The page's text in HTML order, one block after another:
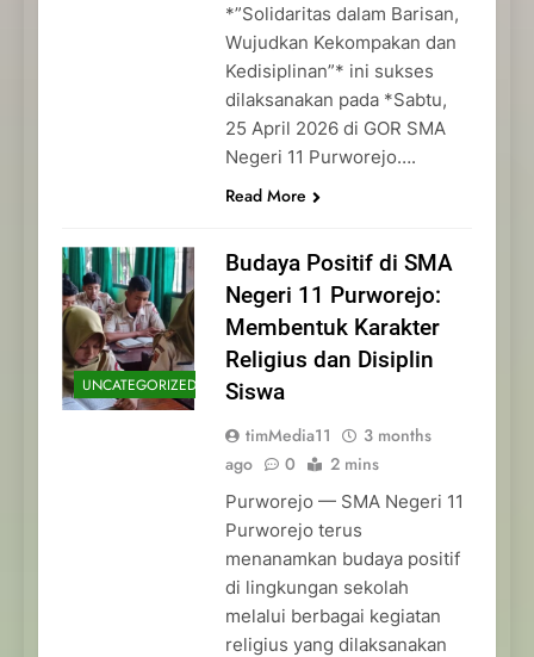
*”Solidaritas dalam Barisan,
Wujudkan Kekompakan dan
Kedisiplinan”* ini sukses
dilaksanakan pada *Sabtu,
25 April 2026 di GOR SMA
Negeri 11 Purworejo….
Read More
UNCATEGORIZED
Budaya Positif di SMA
Negeri 11 Purworejo:
Membentuk Karakter
Religius dan Disiplin
Siswa
timMedia11
3 months
ago
0 2 mins
Purworejo — SMA Negeri 11
Purworejo terus
menanamkan budaya positif
di lingkungan sekolah
melalui berbagai kegiatan
religius yang dilaksanakan